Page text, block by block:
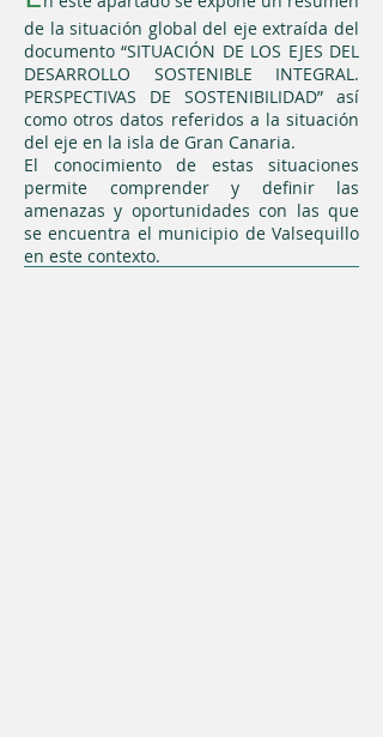
de la situación global del eje extraída del
documento “SITUACIÓN DE LOS EJES DEL
DESARROLLO SOSTENIBLE INTEGRAL.
PERSPECTIVAS DE SOSTENIBILIDAD” así
como otros datos referidos a la situación
del eje en la isla de Gran Canaria.
El conocimiento de estas situaciones
permite comprender y definir las
amenazas y oportunidades con las que
se encuentra el municipio de Valsequillo
en este contexto.